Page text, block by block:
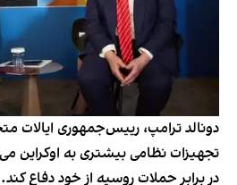
دونالد ترامپ، رییس‌جمهوری ایالات
تجهیزات نظامی بیشتری به اوکراین
در برابر حملات روسیه از خود دفاع کند.